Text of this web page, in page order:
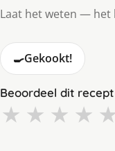
Laat het weten — het
🍳Gekookt!
Beoordeel dit recept
★ ★ ★ ★